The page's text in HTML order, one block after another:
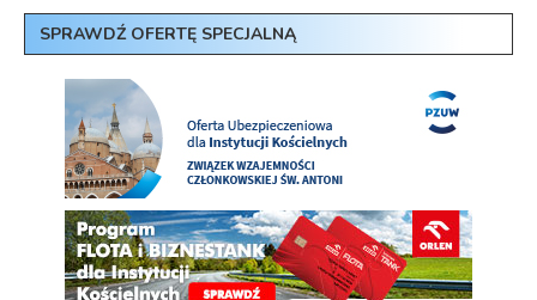
SPRAWDŹ OFERTĘ SPECJALNĄ